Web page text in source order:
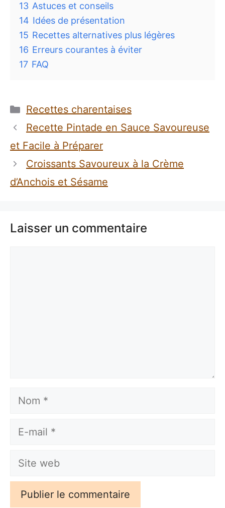
13 Astuces et conseils
14 Idées de présentation
15 Recettes alternatives plus légères
16 Erreurs courantes à éviter
17 FAQ
Catégories
Recettes charentaises
Recette Pintade en Sauce Savoureuse
et Facile à Préparer
Croissants Savoureux à la Crème
d’Anchois et Sésame
Laisser un commentaire
Nom
E-
Site